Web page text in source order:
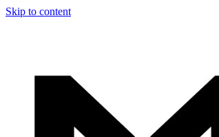
Skip to content